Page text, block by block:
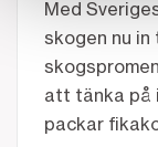
Med
skogen nu in
att tänka på
packar